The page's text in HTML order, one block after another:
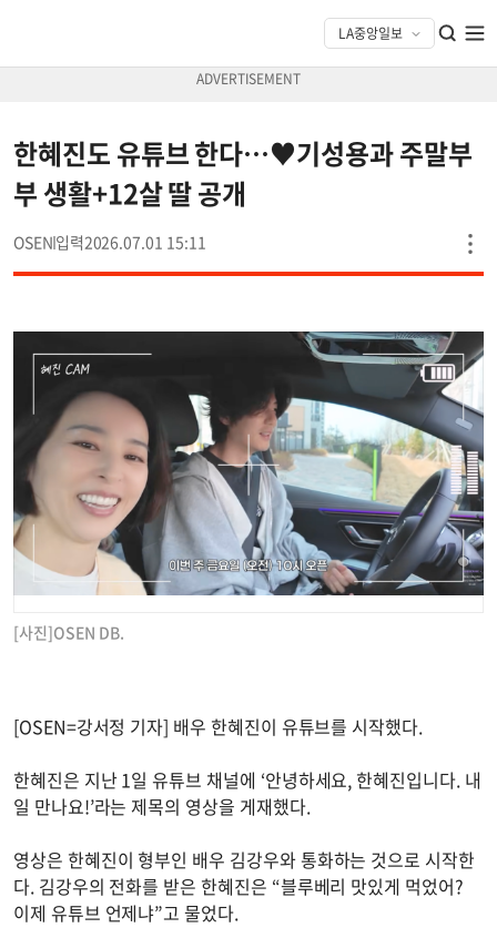
한혜진도 유튜브 한다…♥기성용과 주말부
부 생활+12살 딸 공개
OSEN 2026.07.01 15:11
[사진]OSEN DB.
[OSEN=강서정 기자] 배우 한혜진이 유튜브를 시작했다.
한혜진은 지난 1일 유튜브 채널에 ‘안녕하세요, 한혜진입니다. 내
일 만나요!’라는 제목의 영상을 게재했다.
영상은 한혜진이 형부인 배우 김강우와 통화하는 것으로 시작한
다. 김강우의 전화를 받은 한혜진은 “블루베리 맛있게 먹었어?
이제 유튜브 언제냐”고 물었다.